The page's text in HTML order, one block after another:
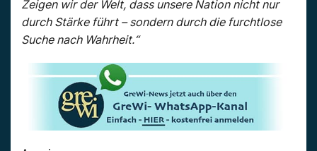
Zeigen wir der Welt, dass unsere Nation nicht nur
durch Stärke führt – sondern durch die furchtlose
Suche nach Wahrheit.“